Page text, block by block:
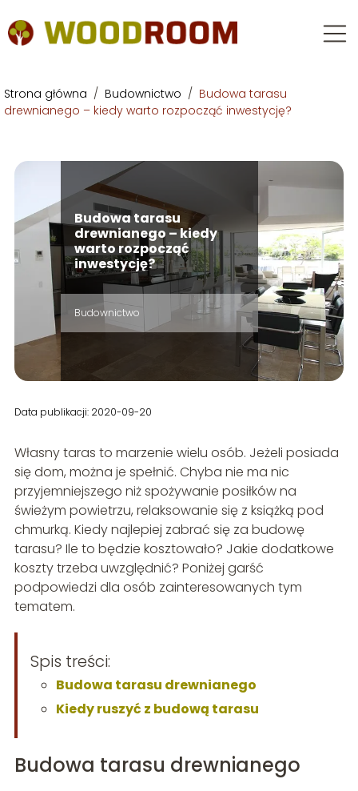
Strona główna / Budownictwo / Budowa tarasu
drewnianego – kiedy warto rozpocząć inwestycję?
Budowa tarasu
drewnianego – kiedy
warto rozpocząć
inwestycję?
Budownictwo
Data publikacji: 2020-09-20
Własny taras to marzenie wielu osób. Jeżeli posiada
się dom, można je spełnić. Chyba nie ma nic
przyjemniejszego niż spożywanie posiłków na
świeżym powietrzu, relaksowanie się z książką pod
chmurką. Kiedy najlepiej zabrać się za budowę
tarasu? Ile to będzie kosztowało? Jakie dodatkowe
koszty trzeba uwzględnić? Poniżej garść
podpowiedzi dla osób zainteresowanych tym
tematem.
Spis treści:
Budowa tarasu drewnianego
Kiedy ruszyć z budową tarasu
Budowa tarasu drewnianego